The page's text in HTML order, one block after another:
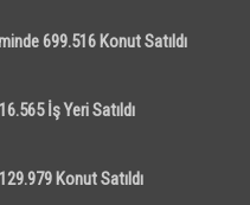
699.516 Konut Satıldı
İş Yeri Satıldı
Konut Satıldı